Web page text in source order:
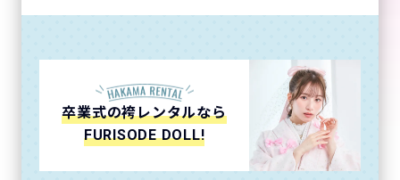
卒業式の袴レンタルなら
FURISODE DOLL!